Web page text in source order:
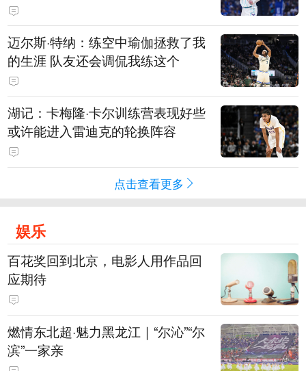
迈尔斯·特纳：练空中瑜伽拯救了我
的生涯 队友还会调侃我练这个
湖记：卡梅隆·卡尔训练营表现好些
或许能进入雷迪克的轮换阵容
点击查看更多
娱乐
百花奖回到北京，电影人用作品回
应期待
燃情东北超·魅力黑龙江｜“尔沁”“尔
滨”一家亲